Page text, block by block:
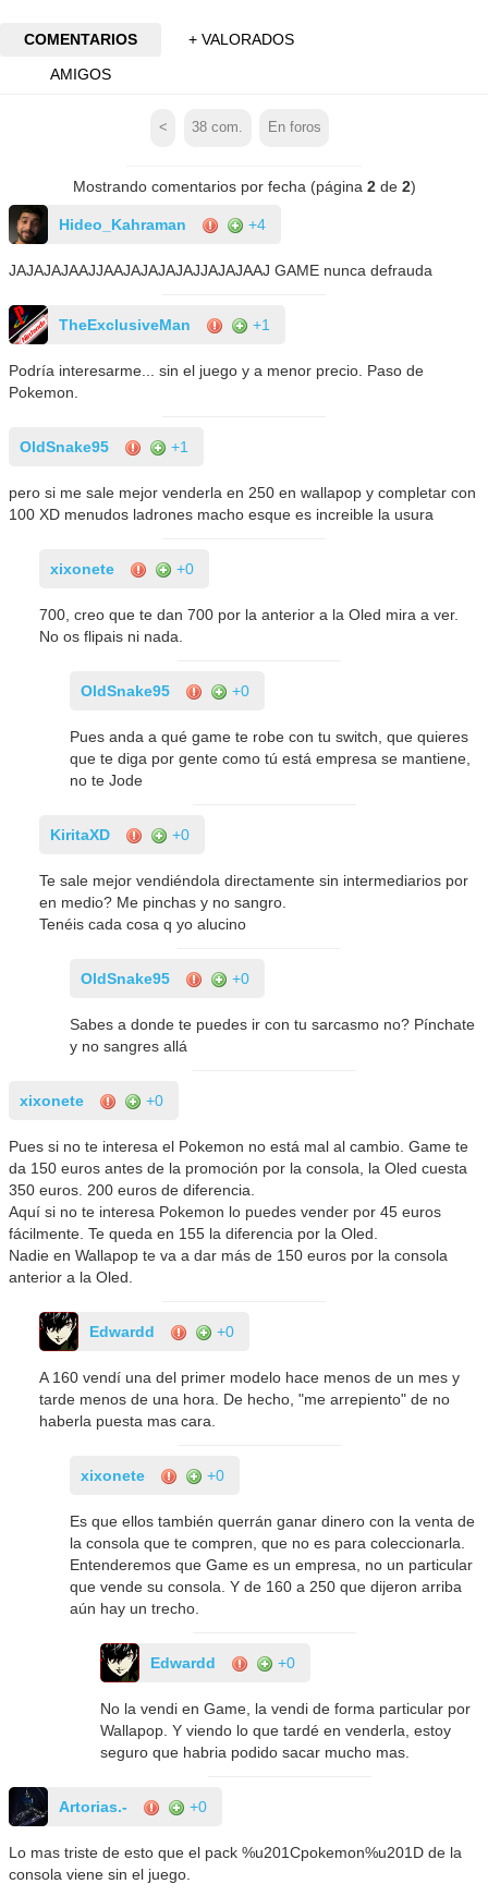
COMENTARIOS
+ VALORADOS
AMIGOS
< 38 com. En foros
Mostrando comentarios por fecha (página 2de 2)
Hideo_Kahraman +4
JAJAJAJAAJJAAJAJAJAJAJJAJAJAAJ GAME nunca defrauda
TheExclusiveMan +1
Podría interesarme... sin el juego y a menor precio. Paso de
Pokemon.
OldSnake95 +1
pero si me sale mejor venderla en 250 en wallapop y completar con
100 XD menudos ladrones macho esque es increible la usura
xixonete +0
700, creo que te dan 700 por la anterior a la Oled mira a ver.
No os flipais ni nada.
OldSnake95 +0
Pues anda a qué game te robe con tu switch, que quieres
que te diga por gente como tú está empresa se mantiene,
no te Jode
KiritaXD +0
Te sale mejor vendiéndola directamente sin intermediarios por
en medio? Me pinchas y no sangro.
Tenéis cada cosa q yo alucino
OldSnake95 +0
Sabes a donde te puedes ir con tu sarcasmo no? Pínchate
y no sangres allá
xixonete +0
Pues si no te interesa el Pokemon no está mal al cambio. Game te
da 150 euros antes de la promoción por la consola, la Oled cuesta
350 euros. 200 euros de diferencia.
Aquí si no te interesa Pokemon lo puedes vender por 45 euros
fácilmente. Te queda en 155 la diferencia por la Oled.
Nadie en Wallapop te va a dar más de 150 euros por la consola
anterior a la Oled.
Edwardd +0
A 160 vendí una del primer modelo hace menos de un mes y
tarde menos de una hora. De hecho, "me arrepiento" de no
haberla puesta mas cara.
xixonete +0
Es que ellos también querrán ganar dinero con la venta de
la consola que te compren, que no es para coleccionarla.
Entenderemos que Game es un empresa, no un particular
que vende su consola. Y de 160 a 250 que dijeron arriba
aún hay un trecho.
Edwardd +0
No la vendi en Game, la vendi de forma particular por
Wallapop. Y viendo lo que tardé en venderla, estoy
seguro que habria podido sacar mucho mas.
Artorias.- +0
Lo mas triste de esto que el pack %u201Cpokemon%u201D de la
consola viene sin el juego.